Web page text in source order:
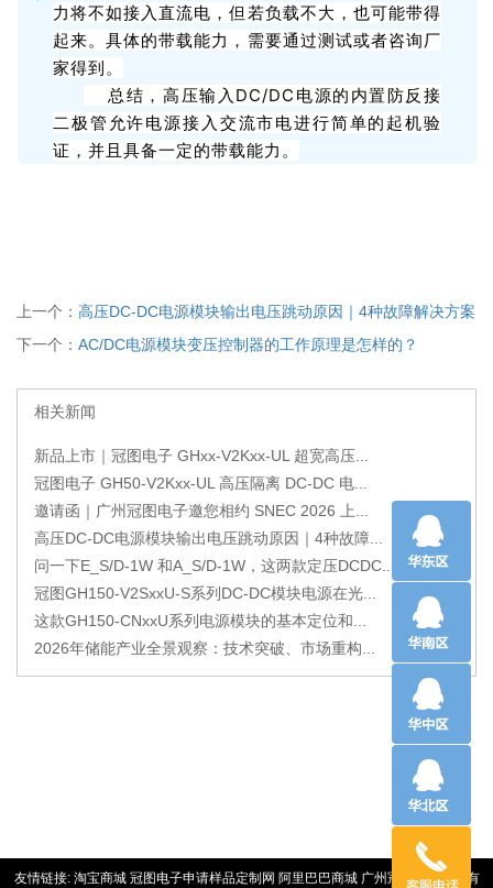
力将不如接入直流电，但若负载不大，也可能带得
起来。具体的带载能力，需要通过测试或者咨询厂
家得到。
总结，高压输入DC/DC电源的内置防反接
二极管允许电源接入交流市电进行简单的起机验
证，并且具备一定的带载能力。
上一个： 高压DC-DC电源模块输出电压跳动原因｜4种故障解决方案
下一个： AC/DC电源模块变压控制器的工作原理是怎样的？
相关新闻
新品上市｜冠图电子 GHxx-V2Kxx-UL 超宽高压...
冠图电子 GH50-V2Kxx-UL 高压隔离 DC-DC 电...
邀请函｜广州冠图电子邀您相约 SNEC 2026 上...
高压DC-DC电源模块输出电压跳动原因｜4种故障...
问一下E_S/D-1W 和A_S/D-1W，这两款定压DCDC...
冠图GH150-V2SxxU-S系列DC-DC模块电源在光...
这款GH150-CNxxU系列电源模块的基本定位和...
2026年储能产业全景观察：技术突破、市场重构...
友情链接: 淘宝商城 冠图电子申请样品定制网 阿里巴巴商城 广州冠优电源技术有